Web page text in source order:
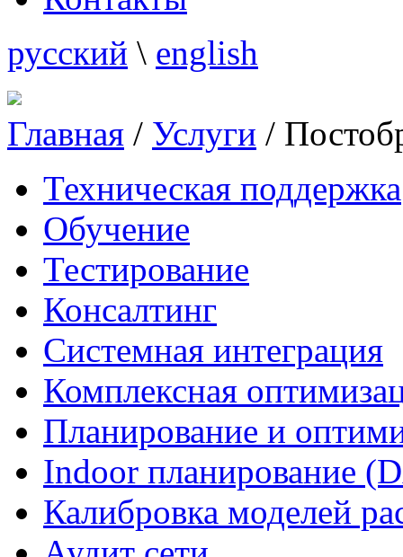
русский \ english
Главная / Услуги /
Техническая поддержка
Обучение
Тестирование
Консалтинг
Системная интеграция
Комплексная
Планирование и
Indoor планирование
Калибровка моделей